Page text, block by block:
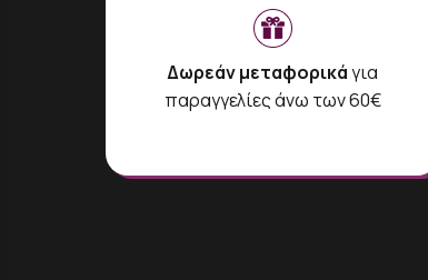
Δωρεάν μεταφορικάγια
παραγγελίες άνω των 60€